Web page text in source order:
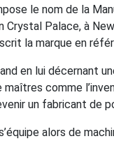
le nom de la
Palace, à
la marque en
en lui décernant
comme
un fabricant de
alors de